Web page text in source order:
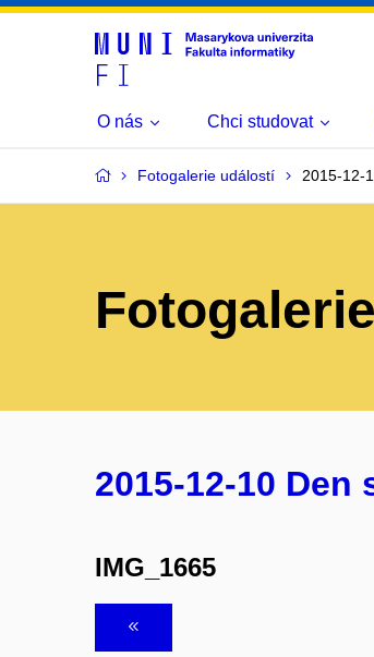
O nás Chci studovat
Fotogalerie událostí 2015-12-
2015-12-10
IMG_1665